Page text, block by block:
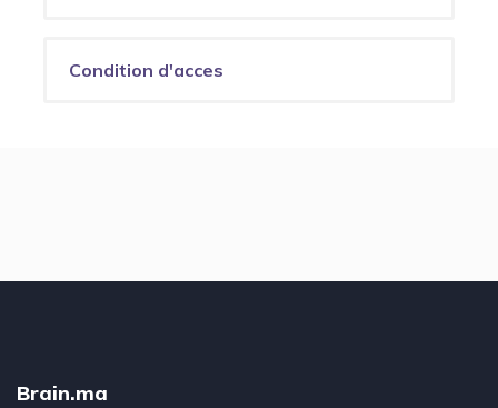
Condition d'acces
Brain.ma